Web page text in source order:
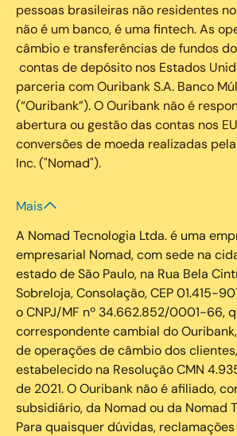
pessoas brasileiras não residentes
não é um banco, é uma fintech. As
câmbio e transferências de fundos
contas de depósito nos Estados
parceria com Ouribank S.A. Banco
(“Ouribank”). O Ouribank não é
abertura ou gestão das contas nos
conversões de moeda realizadas
Inc. ("Nomad").
Mais
A Nomad Tecnologia Ltda. é uma
empresarial Nomad, com sede na
estado de São Paulo, na Rua Bela
Sobreloja, Consolação, CEP 01.415-
o CNPJ/MF nº 34.662.852/0001-66,
correspondente cambial do
de operações de câmbio dos
estabelecido na Resolução CMN
de 2021. O Ouribank não é afiliado,
subsidiário, da Nomad ou da Nomad
Para quaisquer dúvidas,